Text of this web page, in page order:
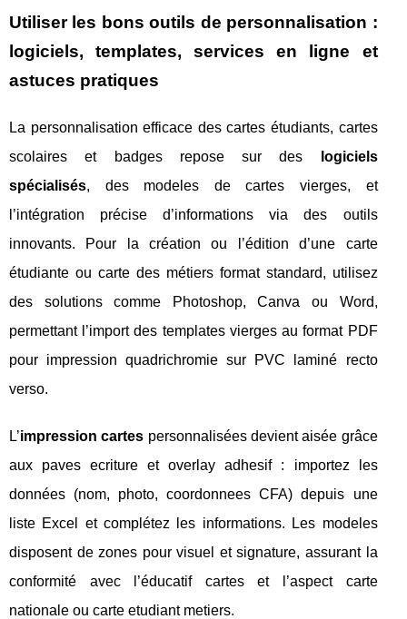
Utiliser les bons outils de personnalisation :
logiciels, templates, services en ligne et
astuces pratiques
La personnalisation efficace des cartes étudiants, cartes
scolaires et badges repose sur des
logiciels
spécialisés, des modeles de cartes vierges, et
l’intégration précise d’informations via des outils
innovants. Pour la création ou l’édition d’une carte
étudiante ou carte des métiers format standard, utilisez
des solutions comme Photoshop, Canva ou Word,
permettant l’import des templates vierges au format PDF
pour impression quadrichromie sur PVC laminé recto
verso.
L’impression cartes personnalisées devient aisée grâce
aux paves ecriture et overlay adhesif : importez les
données (nom, photo, coordonnees CFA) depuis une
liste Excel et complétez les informations. Les modeles
disposent de zones pour visuel et signature, assurant la
conformité avec l’éducatif cartes et l’aspect carte
nationale ou carte etudiant metiers.